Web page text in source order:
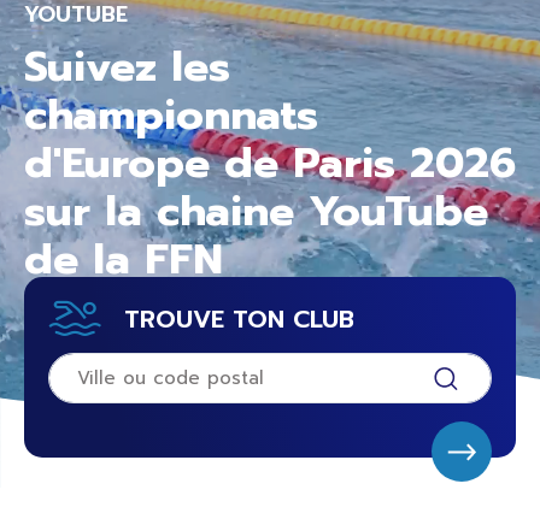
YOUTUBE
Suivez les
championnats
d'Europe de Paris 2026
sur la chaine YouTube
de la FFN
TROUVE TON CLUB